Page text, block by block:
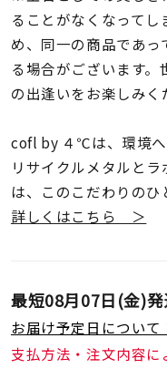
価格 ¥0
ることがなくなって
め、同一の商品であ
る場合がございます。
の出逢いをお楽しみく
cofl by ４℃は、環境へ
リサイクルメタルと
は、このこだわりのひ
詳しくはこちら ＞
最短08月07日(金)
お届け予定日について
支払方法・注文内容に